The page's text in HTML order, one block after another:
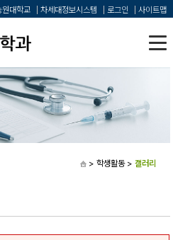
원대학교 차세대정보시스템 로그인 사이트맵
> 학생활동> 갤러리